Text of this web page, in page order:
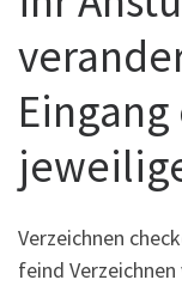
Verzeichnen
feind